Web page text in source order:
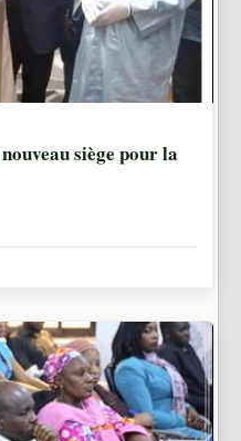
siège pour la